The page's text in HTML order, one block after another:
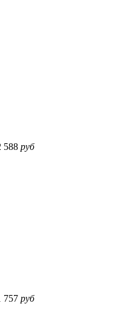
588 руб
757 руб